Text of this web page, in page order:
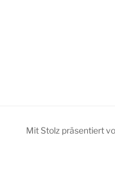
Mit Stolz präsentiert